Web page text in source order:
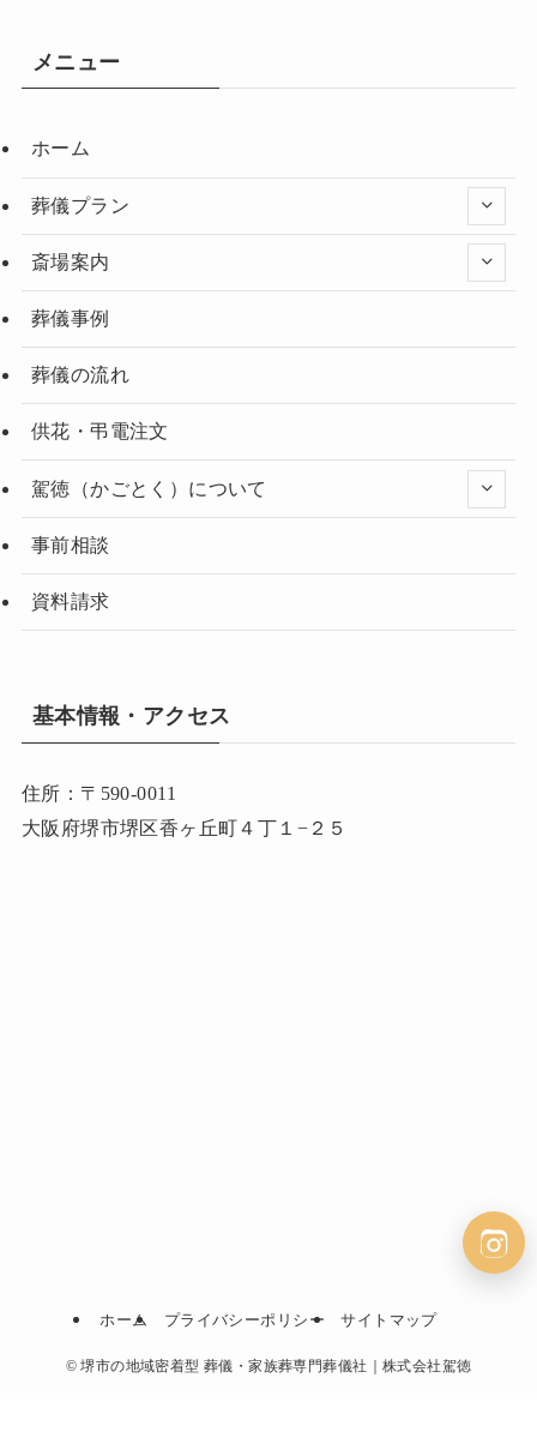
メニュー
ホーム
葬儀プラン
斎場案内
葬儀事例
葬儀の流れ
供花・弔電注文
駕徳（かごとく）について
事前相談
資料請求
基本情報・アクセス
住所：〒590-0011
大阪府堺市堺区香ヶ丘町４丁１−２５
ホーム プライバシーポリシー サイトマップ
© 堺市の地域密着型 葬儀・家族葬専門葬儀社｜株式会社駕徳